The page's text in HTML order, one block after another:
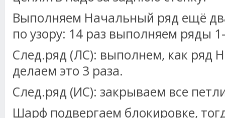
Выполняем Начальный ряд ещё
по узору: 14 раз выполняем ряды
След.ряд (ЛС): выполнем, как ряд
делаем это 3 раза.
След.ряд (ИС): закрываем все
Шарф подвергаем блокировке,